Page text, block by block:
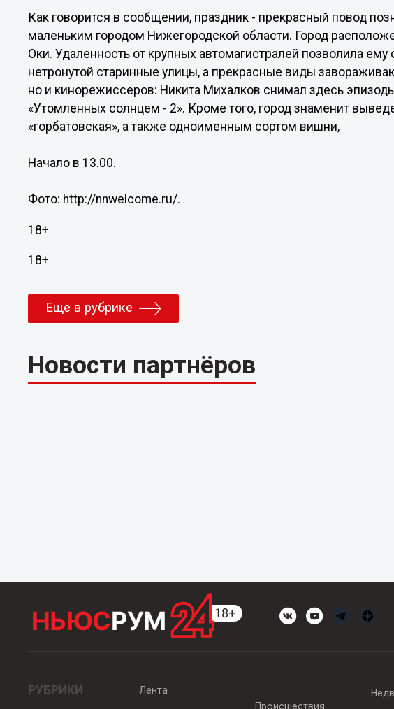
Как говорится в сообщении, праздник - прекрасный повод
маленьким городом Нижегородской области. Город
Оки. Удаленность от крупных автомагистралей позволила ему
нетронутой старинные улицы, а прекрасные виды
но и кинорежиссеров: Никита Михалков снимал здесь
«Утомленных солнцем - 2». Кроме того, город знаменит
«горбатовская», а также одноименным сортом вишни,
Начало в 13.00.
Фото: http://nnwelcome.ru/.
18+
18+
Еще в рубрике
Новости партнёров
РУБРИКИ
Лента
Происшествия